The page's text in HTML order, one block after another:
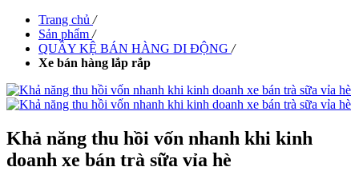
Trang chủ /
Sản phẩm /
QUẦY KỆ BÁN HÀNG DI ĐỘNG /
Xe bán hàng lắp rắp
Khả năng thu hồi vốn nhanh khi kinh
doanh xe bán trà sữa vỉa hè